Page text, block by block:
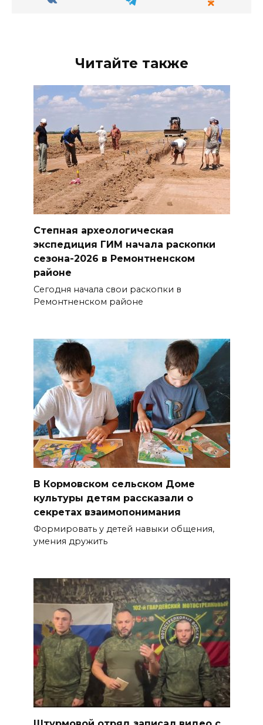
Читайте также
Степная археологическая
экспедиция ГИМ начала раскопки
сезона-2026 в Ремонтненском
районе
Сегодня начала свои раскопки в
Ремонтненском районе
В Кормовском сельском Доме
культуры детям рассказали о
секретах взаимопонимания
Формировать у детей навыки общения,
умения дружить